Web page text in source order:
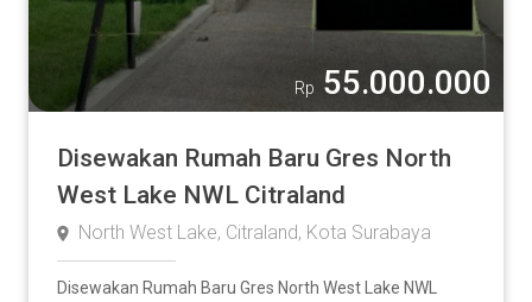
Rp 55.000.000
Disewakan Rumah Baru Gres North
West Lake NWL Citraland
North West Lake, Citraland, Kota Surabaya
Disewakan Rumah Baru Gres North West Lake NWL